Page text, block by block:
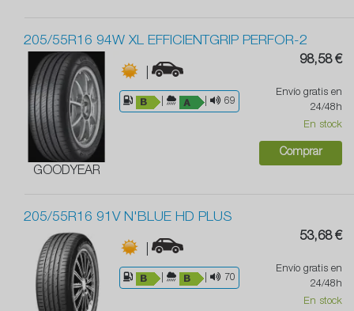
205/55R16 94W XL EFFICIENTGRIP PERFOR-2
GOODYEAR
|
69
98,58 €
Envío gratis en
24/48h
En stock
Comprar
205/55R16 91V N'BLUE HD PLUS
|
70
53,68 €
Envío gratis en
24/48h
En stock